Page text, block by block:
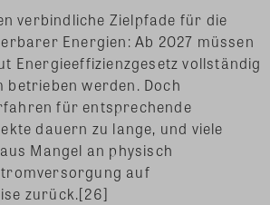
verbindliche Zielpfade für die
Energien: Ab 2027 müssen
Energieeffizienzgesetz vollständig
werden. Doch
für entsprechende
dauern zu lange, und viele
Mangel an physisch
auf
zurück.[26]